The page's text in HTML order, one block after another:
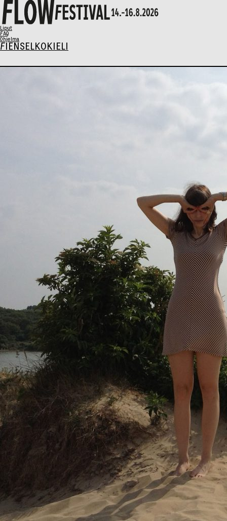
Liput
FAQ
Ohjelma
FI ENSELKOKIELI
Ohjelma
Esteettömyys
Rannekkeenvaihto
Kartta & festivaalialue
Saapuminen
Helsinki-opas
Flow Festival App
Nordea Platinum Area
Private Bazaar
Kumppaniaktivoinnit
Flow Festival
Yhteystiedot
Kumppanit
Media
Historia
Uutiset
Lue uusimmat
Uutiskirje
Artikkelit